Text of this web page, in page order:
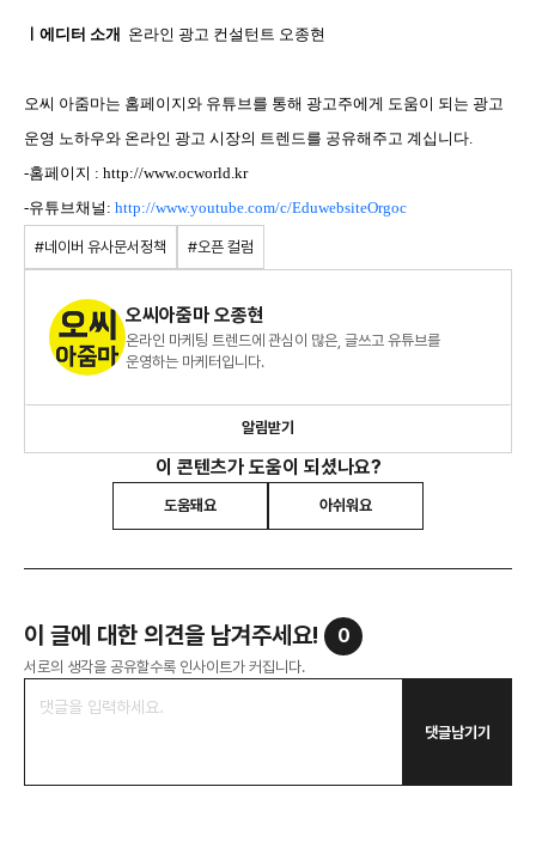
ㅣ에디터 소개 온라인 광고 컨설턴트 오종현
오씨 아줌마는 홈페이지와 유튜브를 통해 광고주에게 도움이 되는 광고
운영 노하우와 온라인 광고 시장의 트렌드를 공유해주고 계십니다.
-홈페이지 : http://www.ocworld.kr
-유튜브채널: http://www.youtube.com/c/EduwebsiteOrgoc
#네이버 유사문서정책 #오픈 컬럼
오씨아줌마 오종현
온라인 마케팅 트렌드에 관심이 많은, 글쓰고 유튜브를
운영하는 마케터입니다.
알림받기
이 콘텐츠가 도움이 되셨나요?
도움돼요 아쉬워요
이 글에 대한 의견을 남겨주세요! 0
서로의 생각을 공유할수록 인사이트가 커집니다.
댓글남기기